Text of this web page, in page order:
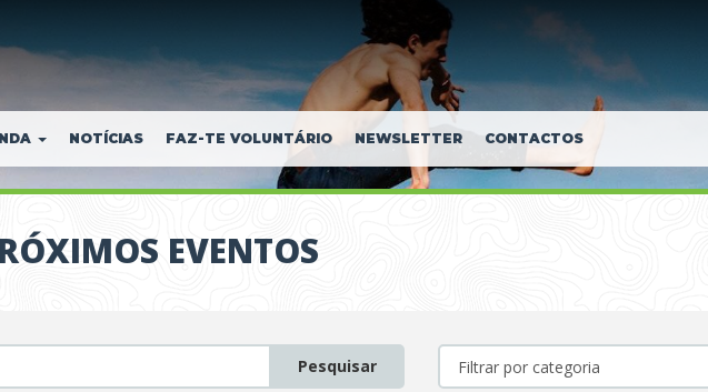
NOTÍCIAS FAZ-TE VOLUNTÁRIO NEWSLETTER CONTACTOS
EVENTOS
Pesquisar